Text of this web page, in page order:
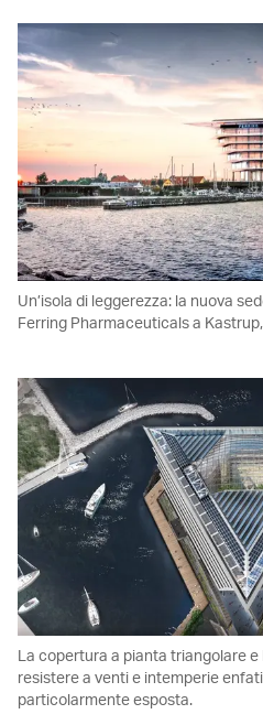
Un’isola di leggerezza: la nuova
Ferring Pharmaceuticals a
La copertura a pianta triangolare
resistere a venti e intemperie
particolarmente esposta.